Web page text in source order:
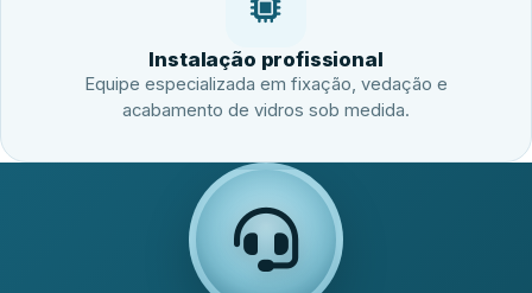
Instalação profissional
Equipe especializada em fixação, vedação e
acabamento de vidros sob medida.